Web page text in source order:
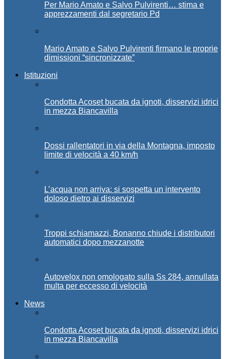
Per Mario Amato e Salvo Pulvirenti… stima e
apprezzamenti dal segretario Pd
Mario Amato e Salvo Pulvirenti firmano le proprie
dimissioni “sincronizzate”
Istituzioni
Condotta Acoset bucata da ignoti, disservizi idrici
in mezza Biancavilla
Dossi rallentatori in via della Montagna, imposto
limite di velocità a 40 km/h
L’acqua non arriva: si sospetta un intervento
doloso dietro ai disservizi
Troppi schiamazzi, Bonanno chiude i distributori
automatici dopo mezzanotte
Autovelox non omologato sulla Ss 284, annullata
multa per eccesso di velocità
News
Condotta Acoset bucata da ignoti, disservizi idrici
in mezza Biancavilla